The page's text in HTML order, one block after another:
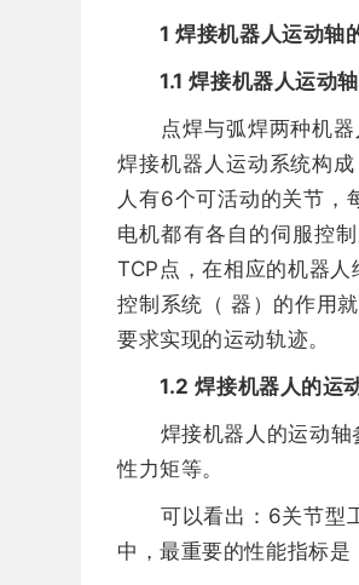
1 焊接机器人运动轴
1.1 焊接机器人运动
点焊与弧焊两种机器
焊接机器人运动系统构
人有6个可活动的关节，
电机都有各自的伺服控
TCP点，在相应的机器
控制系统（ 器）的作用
要求实现的运动轨迹。
1.2 焊接机器人的运
焊接机器人的运动轴参
性力矩等。
可以看出：6关节型工
中，最重要的性能指标是